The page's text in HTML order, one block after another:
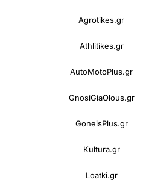
Agrotikes.gr
Athlitikes.gr
AutoMotoPlus.gr
GnosiGiaOlous.gr
GoneisPlus.gr
Kultura.gr
Loatki.gr